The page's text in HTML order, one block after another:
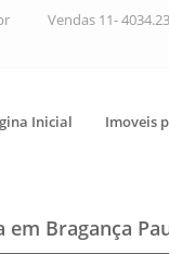
Vendas 11-
Inicial Imoveis
em Bragança